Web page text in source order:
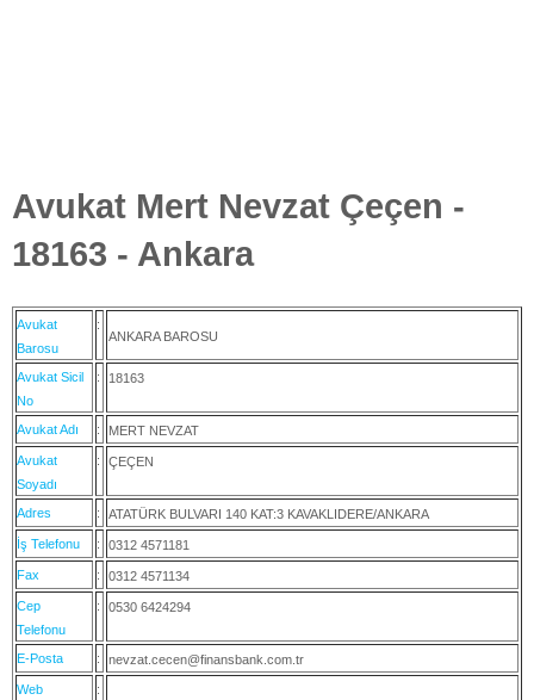
Avukat Mert Nevzat Çeçen -
18163 - Ankara
Avukat
Barosu
:
ANKARA BAROSU
Avukat Sicil
No
: 18163
Avukat Adı : MERT NEVZAT
Avukat
Soyadı
: ÇEÇEN
Adres : ATATÜRK BULVARI 140 KAT:3 KAVAKLIDERE/ANKARA
İş Telefonu : 0312 4571181
Fax : 0312 4571134
Cep
Telefonu
: 0530 6424294
E-Posta : nevzat.cecen@finansbank.com.tr
Web :